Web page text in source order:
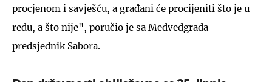
procjenom i savješću, a građani će procijeniti što je u
redu, a što nije", poručio je sa Medvedgrada
predsjednik Sabora.